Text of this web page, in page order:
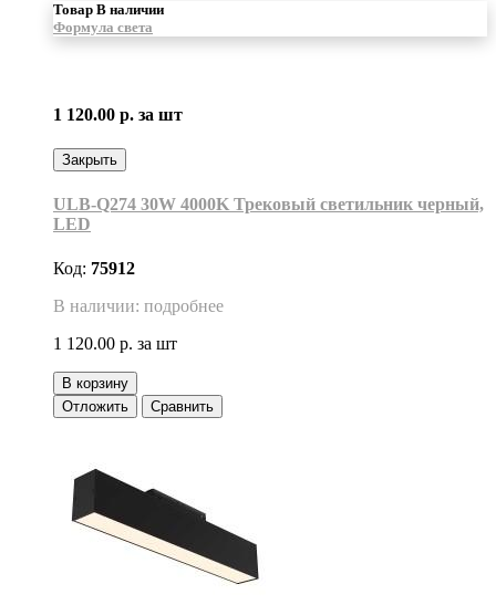
Товар В наличии
Формула света
1 120.00 р. за шт
Закрыть
ULB-Q274 30W 4000K Трековый светильник черный,
LED
Код: 75912
В наличии: подробнее
1 120.00 р. за шт
В корзину
Отложить
Сравнить